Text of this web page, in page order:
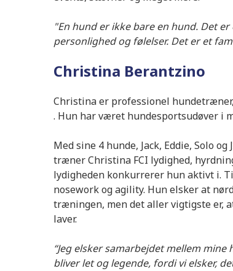
"En hund er ikke bare en hund. Det
personlighed og følelser. Det er et
Christina Berantzino
Christina er professionel
. Hun har været hundesportsudøver i
Med sine 4 hunde, Jack, Eddie, Solo
træner Christina FCI lydighed,
lydigheden konkurrerer hun aktivt i.
nosework og agility. Hun elsker at
træningen, men det aller vigtigste er,
laver.
“Jeg elsker samarbejdet mellem
bliver let og legende, fordi vi elsker,